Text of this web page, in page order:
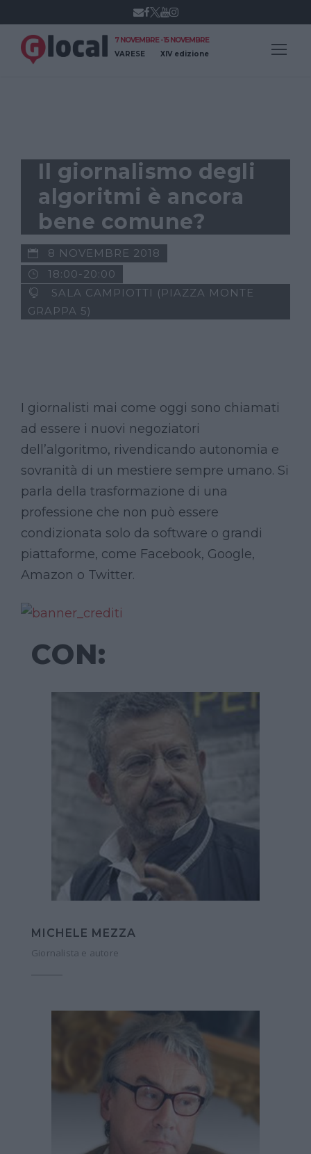
7 NOVEMBRE - 15 NOVEMBRE
VARESE
XIV edizione
Il giornalismo degli
algoritmi è ancora
bene comune?
8 NOVEMBRE 2018
18:00-20:00
SALA CAMPIOTTI (PIAZZA MONTE
GRAPPA 5)
I giornalisti mai come oggi sono chiamati
ad essere i nuovi negoziatori
dell’algoritmo, rivendicando autonomia e
sovranità di un mestiere sempre umano. Si
parla della trasformazione di una
professione che non può essere
condizionata solo da software o grandi
piattaforme, come Facebook, Google,
Amazon o Twitter.
CON:
MICHELE MEZZA
Giornalista e autore